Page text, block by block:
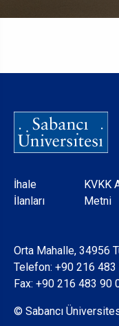
Dipnot
İhale
İlanları
KVKK
Metni
Orta Mahalle, 34956
Telefon: +90 216 483
Fax: +90 216 483 90
© Sabancı